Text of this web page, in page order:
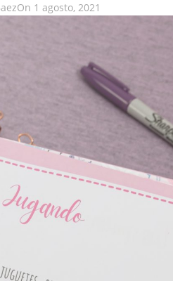
On 1 agosto, 2021